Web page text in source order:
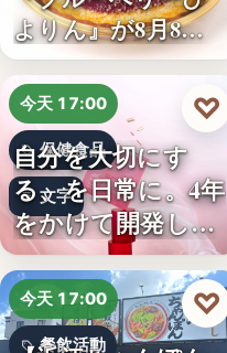
よりん』が8月8日
「ブル…
今天 17:00
保健食品
文字
自分を大切にす
る、を日常に。4年
をかけて開発した
女性のた…
♡
今天 17:00
餐飲活動
♡